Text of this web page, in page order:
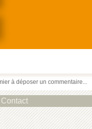
à déposer un commentaire...
Contact